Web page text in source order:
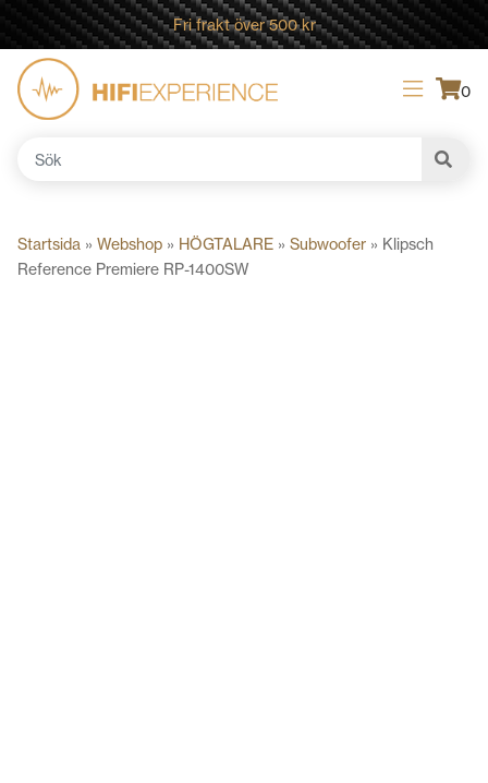
Fri frakt över 500 kr
0
Startsida » Webshop » HÖGTALARE » Subwoofer » Klipsch
Reference Premiere RP-1400SW